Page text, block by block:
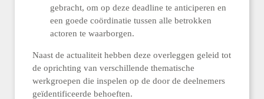
gebracht, om op deze deadline te anticiperen en
een goede coördinatie tussen alle betrokken
actoren te waarborgen.
Naast de actualiteit hebben deze overleggen geleid tot
de oprichting van verschillende thematische
werkgroepen die inspelen op de door de deelnemers
geïdentificeerde behoeften.